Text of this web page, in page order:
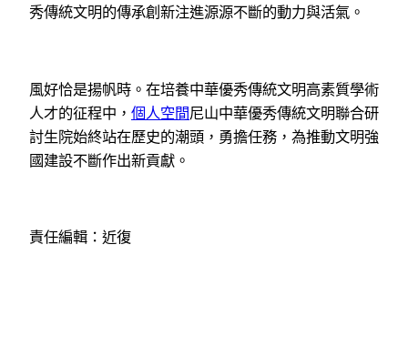
秀傳統文明的傳承創新注進源源不斷的動力與活氣。
風好恰是揚帆時。在培養中華優秀傳統文明高素質學術
人才的征程中， 個人空間尼山中華優秀傳統文明聯合研
討生院始終站在歷史的潮頭，勇擔任務，為推動文明強
國建設不斷作出新貢獻。
責任編輯：近復